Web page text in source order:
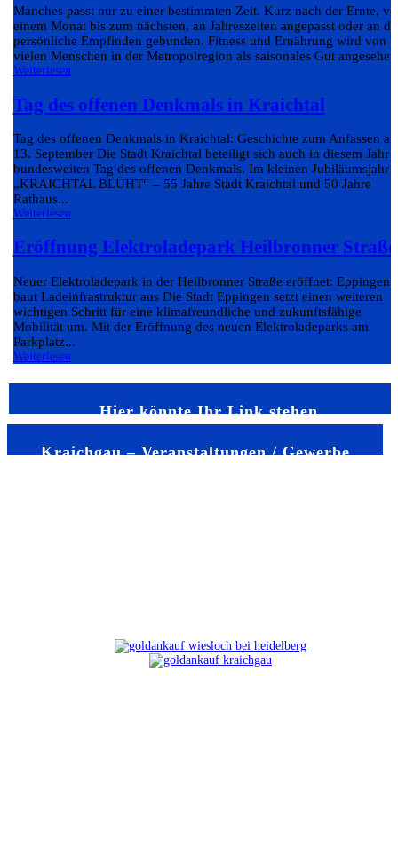
Manches passt nur zu einer bestimmten Zeit. Kurz nach der Ernte,
einem Monat bis zum nächsten, an Jahreszeiten angepasst oder an
persönliche Empfinden gebunden. Fitness und Ernährung wird von
vielen Menschen in der Metropolregion als saisonales Gut
Weiterlesen
Tag des offenen Denkmals in Kraichtal
Tag des offenen Denkmals in Kraichtal: Geschichte zum Anfassen
13. September Die Stadt Kraichtal beteiligt sich auch in diesem Jahr
bundesweiten Tag des offenen Denkmals. Im kleinen Jubiläumsjahr
„KRAICHTAL BLÜHT“ – 55 Jahre Stadt Kraichtal und 50 Jahre
Rathaus...
Weiterlesen
Eröffnung Elektroladepark Heilbronner Straße
Neuer Elektroladepark in der Heilbronner Straße eröffnet: Eppingen
baut Ladeinfrastruktur aus Die Stadt Eppingen setzt einen weiteren
wichtigen Schritt für eine klimafreundliche und zukunftsfähige
Mobilität um. Mit der Eröffnung des neuen Elektroladeparks am
Parkplatz...
Weiterlesen
Hier könnte Ihr Link stehen
Kraichgau – Veranstaltungen / Gewerbe